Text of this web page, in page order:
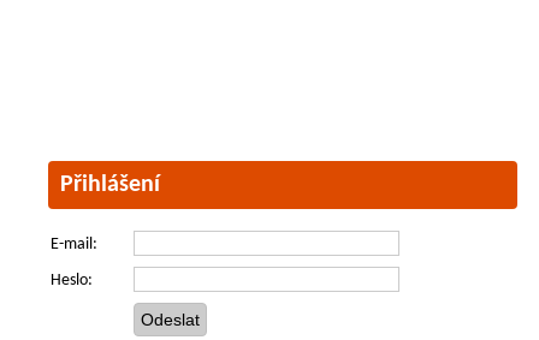
Přihlášení
E-mail:
Heslo: